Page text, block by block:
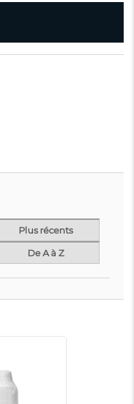
Plus récents
De A à Z